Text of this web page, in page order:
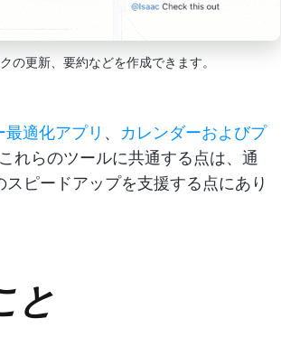
更新、要約などを作成できます。
最適化アプリ 、 カレンダーおよびプ
れらのツールに共通する点は、通
ピードアップを支援する点にあり
と